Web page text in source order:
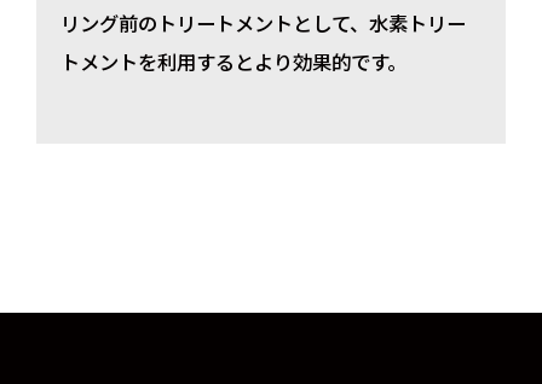
リング前のトリートメントとして、水素トリー